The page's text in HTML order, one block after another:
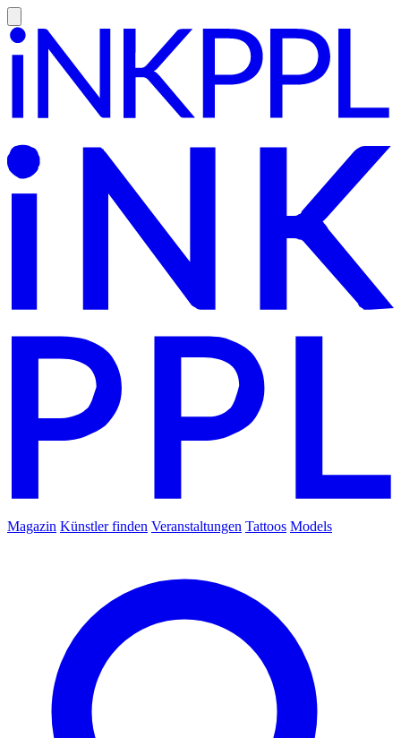
Magazin Künstler finden Veranstaltungen Tattoos Models